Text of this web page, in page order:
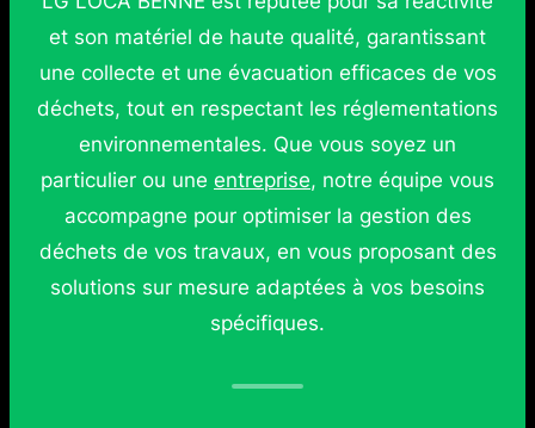
et son matériel de haute qualité, garantissant
une collecte et une évacuation efficaces de vos
déchets, tout en respectant les réglementations
environnementales. Que vous soyez un
particulier ou une entreprise, notre équipe vous
accompagne pour optimiser la gestion des
déchets de vos travaux, en vous proposant des
solutions sur mesure adaptées à vos besoins
spécifiques.